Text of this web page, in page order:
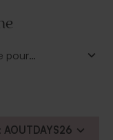
pour
AOUTDAYS26